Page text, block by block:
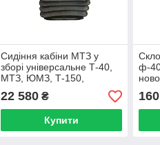
Сидіння кабіни МТЗ у
зборі універсальне Т-40,
МТЗ, ЮМЗ, Т-150,
ДОН-1500, Нива Ск5
ОРИГИНАЛ
22 580₴
Купити
ф-
160